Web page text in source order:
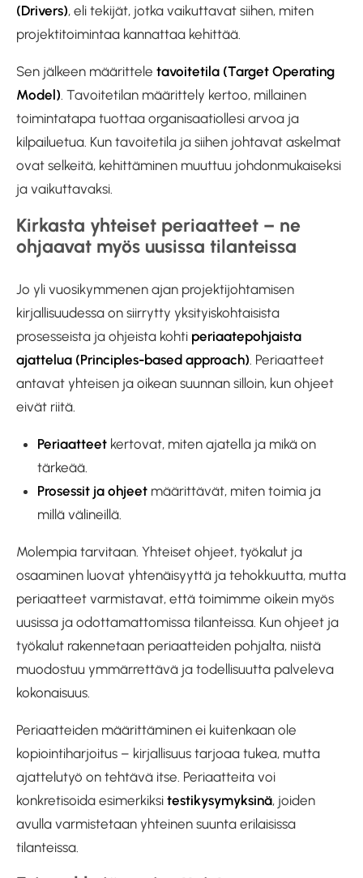
(Drivers), eli tekijät, jotka vaikuttavat siihen, miten
projektitoimintaa kannattaa kehittää.
Sen jälkeen määrittele tavoitetila (Target Operating
Model). Tavoitetilan määrittely kertoo, millainen
toimintatapa tuottaa organisaatiollesi arvoa ja
kilpailuetua. Kun tavoitetila ja siihen johtavat askelmat
ovat selkeitä, kehittäminen muuttuu johdonmukaiseksi
ja vaikuttavaksi.
Kirkasta yhteiset periaatteet – ne
ohjaavat myös uusissa tilanteissa
Jo yli vuosikymmenen ajan projektijohtamisen
kirjallisuudessa on siirrytty yksityiskohtaisista
prosesseista ja ohjeista kohti periaatepohjaista
ajattelua (Principles-based approach) . Periaatteet
antavat yhteisen ja oikean suunnan silloin, kun ohjeet
eivät riitä.
Periaatteetkertovat, miten ajatella ja mikä on
tärkeää.
Prosessit ja ohjeetmäärittävät, miten toimia ja
millä välineillä.
Molempia tarvitaan. Yhteiset ohjeet, työkalut ja
osaaminen luovat yhtenäisyyttä ja tehokkuutta, mutta
periaatteet varmistavat, että toimimme oikein myös
uusissa ja odottamattomissa tilanteissa. Kun ohjeet ja
työkalut rakennetaan periaatteiden pohjalta, niistä
muodostuu ymmärrettävä ja todellisuutta palveleva
kokonaisuus.
Periaatteiden määrittäminen ei kuitenkaan ole
kopiointiharjoitus – kirjallisuus tarjoaa tukea, mutta
ajattelutyö on tehtävä itse. Periaatteita voi
konkretisoida esimerkiksi testikysymyksinä, joiden
avulla varmistetaan yhteinen suunta erilaisissa
tilanteissa.